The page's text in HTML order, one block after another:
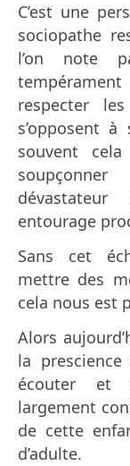
C’est une
sociopathe
l’on note
respecter
s’opposent
souvent
entourage
Sans cet
mettre des
cela nous est
Alors
la
écouter et
largement
de cette
d’adulte.